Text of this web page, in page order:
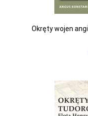
Okręty wojen